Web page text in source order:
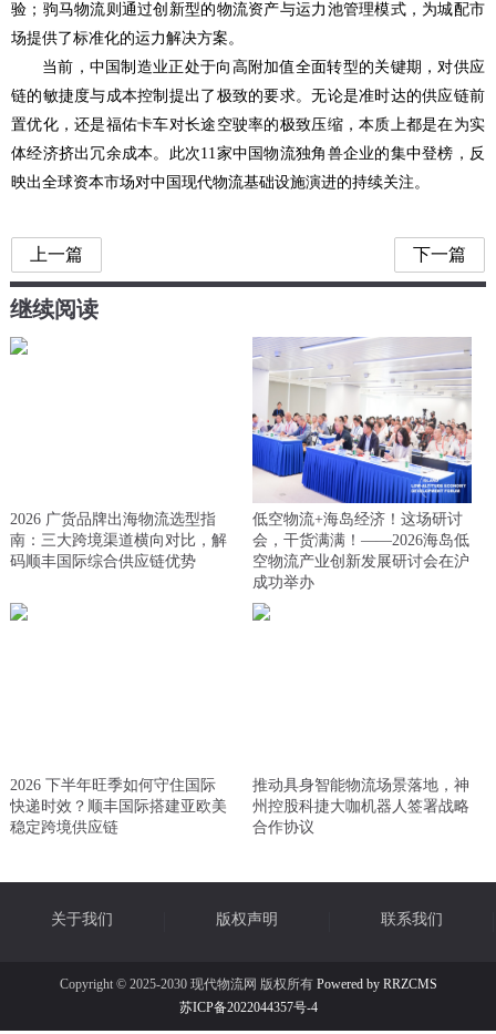
验；驹马物流则通过创新型的物流资产与运力池管理模式，为城配市
场提供了标准化的运力解决方案。
当前，中国制造业正处于向高附加值全面转型的关键期，对供应
链的敏捷度与成本控制提出了极致的要求。无论是准时达的供应链前
置优化，还是福佑卡车对长途空驶率的极致压缩，本质上都是在为实
体经济挤出冗余成本。此次11家中国物流独角兽企业的集中登榜，反
映出全球资本市场对中国现代物流基础设施演进的持续关注。
上一篇 下一篇
继续阅读
2026 广货品牌出海物流选型指
南：三大跨境渠道横向对比，解
码顺丰国际综合供应链优势
低空物流+海岛经济！这场研讨
会，干货满满！——2026海岛低
空物流产业创新发展研讨会在沪
成功举办
2026 下半年旺季如何守住国际
快递时效？顺丰国际搭建亚欧美
稳定跨境供应链
推动具身智能物流场景落地，神
州控股科捷大咖机器人签署战略
合作协议
关于我们 版权声明 联系我们
Copyright © 2025-2030 现代物流网 版权所有Powered by RRZCMS
苏ICP备2022044357号-4